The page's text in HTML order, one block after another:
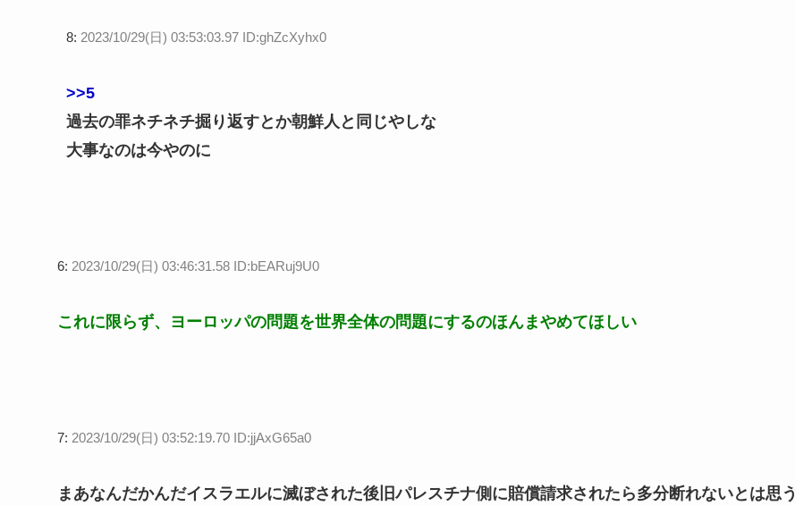
8: 2023/10/29(日) 03:53:03.97 ID:ghZcXyhx0
>>5
過去の罪ネチネチ掘り返すとか朝鮮人と同じやしな
大事なのは今やのに
6: 2023/10/29(日) 03:46:31.58 ID:bEARuj9U0
これに限らず、ヨーロッパの問題を世界全体の問題にするのほんまやめてほしい
7: 2023/10/29(日) 03:52:19.70 ID:jjAxG65a0
まあなんだかんだイスラエルに滅ぼされた後旧パレスチナ側に賠償請求されたら多分断れないとは思う